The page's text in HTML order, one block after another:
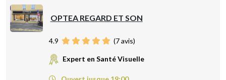
OPTEA REGARD ET SON
4.9 (7avis)
Expert en Santé Visuelle